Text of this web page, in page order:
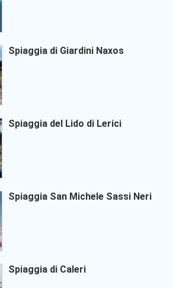
Spiaggia di Giardini Naxos
Spiaggia del Lido di Lerici
Spiaggia San Michele Sassi Neri
Spiaggia di Caleri